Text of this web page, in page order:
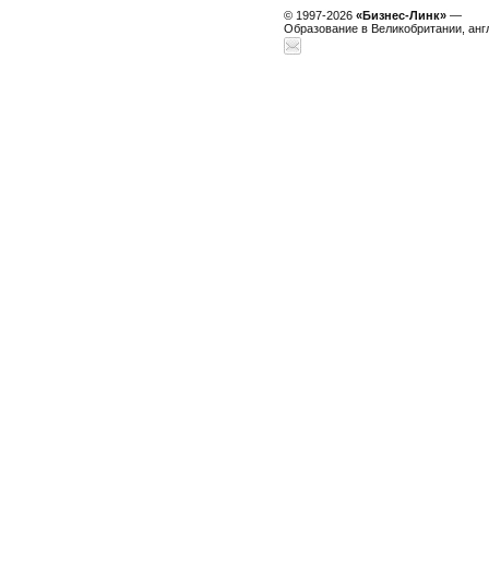
© 1997-2026 «Бизнес-Линк» —
Образование в Великобритании,